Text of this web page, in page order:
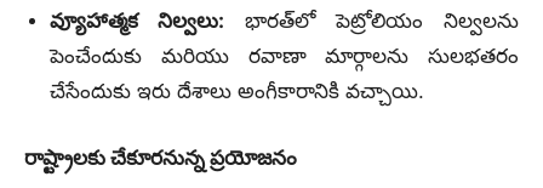
వ్యూహాత్మక నిల్వలు: భారత్‌లో పెట్రోలియం నిల్వలను
పెంచేందుకు మరియు రవాణా మార్గాలను సులభతరం
చేసేందుకు ఇరు దేశాలు అంగీకారానికి వచ్చాయి.
రాష్ట్రాలకు చేకూరనున్న ప్రయోజనం